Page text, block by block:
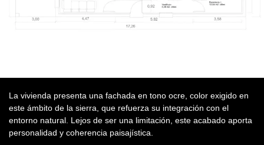
La vivienda presenta una fachada en tono ocre, color exigido en
este ámbito de la sierra, que refuerza su integración con el
entorno natural. Lejos de ser una limitación, este acabado aporta
personalidad y coherencia paisajística.